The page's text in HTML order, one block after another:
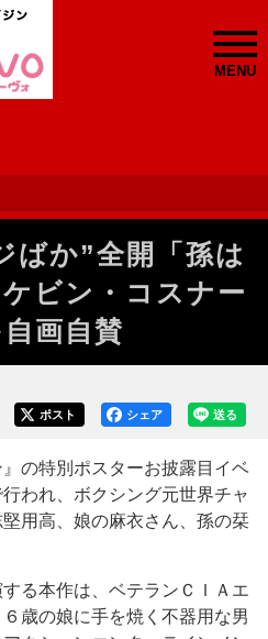
MENU
ばか”全開「孫は
ビン・コスナー
画自賛
送る
シェア
ポスト
の特別ポスターお披露目イベ
われ、ボクシング元世界チャ
用高、娘の麻衣さん、孫の栞
る本作は、ベテランＣＩＡエ
歳の娘に手を焼く不器用な男